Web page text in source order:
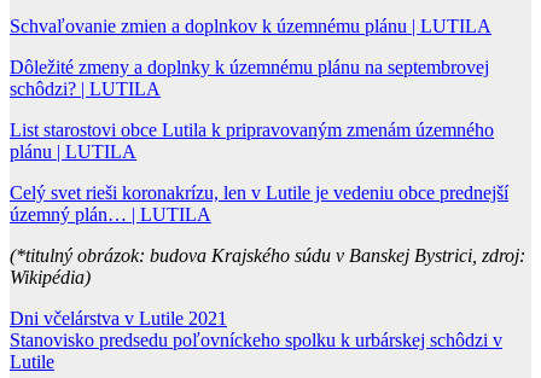
Schvaľovanie zmien a doplnkov k územnému plánu | LUTILA
Dôležité zmeny a doplnky k územnému plánu na septembrovej
schôdzi? | LUTILA
List starostovi obce Lutila k pripravovaným zmenám územného
plánu | LUTILA
Celý svet rieši koronakrízu, len v Lutile je vedeniu obce prednejší
územný plán… | LUTILA
(*titulný obrázok: budova Krajského súdu v Banskej Bystrici, zdroj:
Wikipédia)
Navigácia
v
Dni včelárstva v Lutile 2021
Stanovisko predsedu poľovníckeho spolku k urbárskej schôdzi v
Lutile